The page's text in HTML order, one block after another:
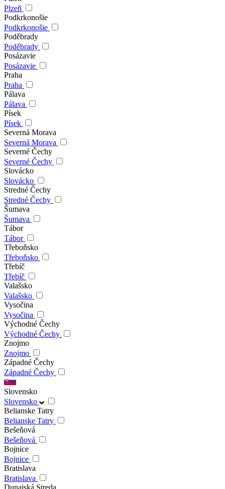
Plzeň
Podkrkonošie
Podkrkonošie
Poděbrady
Poděbrady
Posázavie
Posázavie
Praha
Praha
Pálava
Pálava
Písek
Písek
Severná Morava
Severná Morava
Severné Čechy
Severné Čechy
Slovácko
Slovácko
Stredné Čechy
Stredné Čechy
Šumava
Šumava
Tábor
Tábor
Třeboňsko
Třeboňsko
Třebíč
Třebíč
Valašsko
Valašsko
Vysočina
Vysočina
Východné Čechy
Východné Čechy
Znojmo
Znojmo
Západné Čechy
Západné Čechy
Slovensko
Slovensko
Belianske Tatry
Belianske Tatry
Bešeňová
Bešeňová
Bojnice
Bojnice
Bratislava
Bratislava